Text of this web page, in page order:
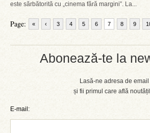
Abonează-te la
Lasă-ne adresa de email
și fii primul care află
E-mail:
este sărbătorită cu „cinema fără margini”. La...
Page: « ‹ 3 4 5 6 7 8 9